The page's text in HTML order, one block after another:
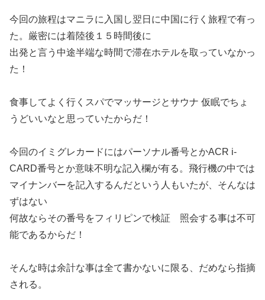
今回の旅程はマニラに入国し翌日に中国に行く旅程で有っ
た。厳密には着陸後１５時間後に
出発と言う中途半端な時間で滞在ホテルを取っていなかっ
た！
食事してよく行くスパでマッサージとサウナ 仮眠でちょ
うどいいなと思っていたからだ！
今回のイミグレカードにはパーソナル番号とかACR i-
CARD番号とか意味不明な記入欄が有る。飛行機の中では
マイナンバーを記入するんだという人もいたが、そんなは
ずはない
何故ならその番号をフィリピンで検証 照会する事は不可
能であるからだ！
そんな時は余計な事は全て書かないに限る、だめなら指摘
される。